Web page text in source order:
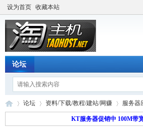
设为首页 收藏本站
论坛
论坛 资料/下载/教程/建站/网赚 服务器
KT服务器促销中 100M带